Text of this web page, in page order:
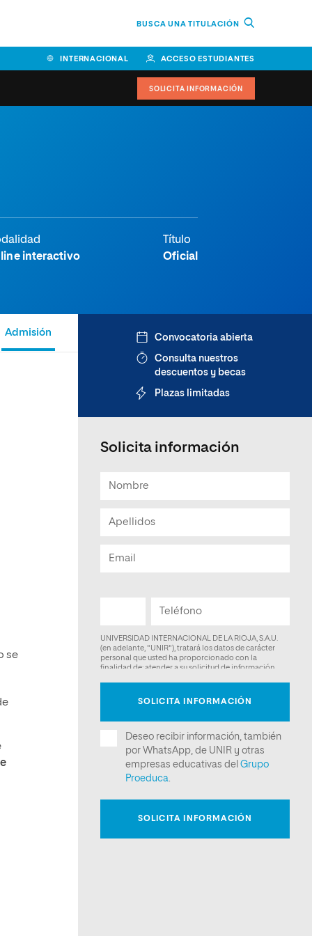
BUSCA UNA TITULACIÓN
INTERNACIONAL ACCESO ESTUDIANTES
SOLICITA INFORMACIÓN
interactivo
Título
Oficial
Admisión
se
Convocatoria abierta
Consulta nuestros
descuentos y becas
Plazas limitadas
Solicita información